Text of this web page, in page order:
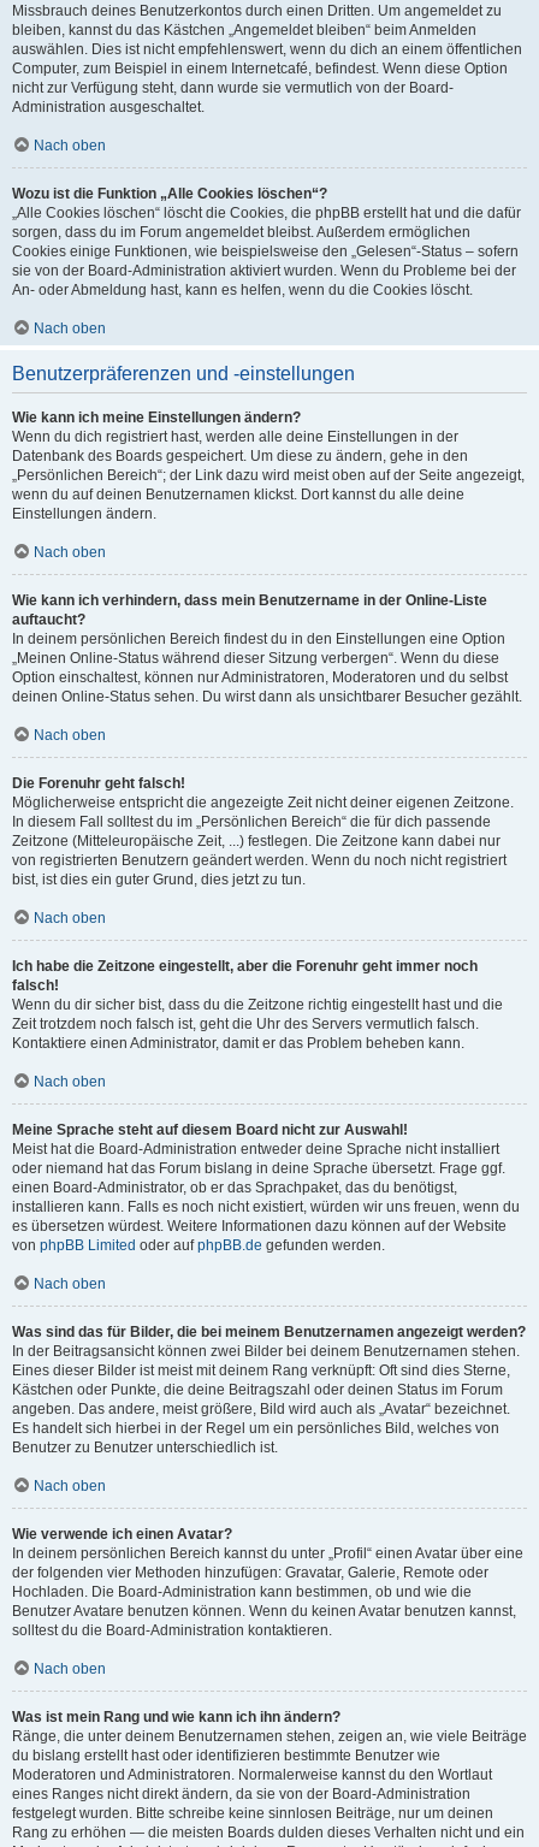
Missbrauch deines Benutzerkontos durch einen Dritten. Um angemeldet zu
bleiben, kannst du das Kästchen „Angemeldet bleiben“ beim Anmelden
auswählen. Dies ist nicht empfehlenswert, wenn du dich an einem öffentlichen
Computer, zum Beispiel in einem Internetcafé, befindest. Wenn diese Option
nicht zur Verfügung steht, dann wurde sie vermutlich von der Board-
Administration ausgeschaltet.
Nach oben
Wozu ist die Funktion „Alle Cookies löschen“?
„Alle Cookies löschen“ löscht die Cookies, die phpBB erstellt hat und die dafür
sorgen, dass du im Forum angemeldet bleibst. Außerdem ermöglichen
Cookies einige Funktionen, wie beispielsweise den „Gelesen“-Status – sofern
sie von der Board-Administration aktiviert wurden. Wenn du Probleme bei der
An- oder Abmeldung hast, kann es helfen, wenn du die Cookies löscht.
Nach oben
Benutzerpräferenzen und -einstellungen
Wie kann ich meine Einstellungen ändern?
Wenn du dich registriert hast, werden alle deine Einstellungen in der
Datenbank des Boards gespeichert. Um diese zu ändern, gehe in den
„Persönlichen Bereich“; der Link dazu wird meist oben auf der Seite angezeigt,
wenn du auf deinen Benutzernamen klickst. Dort kannst du alle deine
Einstellungen ändern.
Nach oben
Wie kann ich verhindern, dass mein Benutzername in der Online-Liste
auftaucht?
In deinem persönlichen Bereich findest du in den Einstellungen eine Option
„Meinen Online-Status während dieser Sitzung verbergen“. Wenn du diese
Option einschaltest, können nur Administratoren, Moderatoren und du selbst
deinen Online-Status sehen. Du wirst dann als unsichtbarer Besucher gezählt.
Nach oben
Die Forenuhr geht falsch!
Möglicherweise entspricht die angezeigte Zeit nicht deiner eigenen Zeitzone.
In diesem Fall solltest du im „Persönlichen Bereich“ die für dich passende
Zeitzone (Mitteleuropäische Zeit, ...) festlegen. Die Zeitzone kann dabei nur
von registrierten Benutzern geändert werden. Wenn du noch nicht registriert
bist, ist dies ein guter Grund, dies jetzt zu tun.
Nach oben
Ich habe die Zeitzone eingestellt, aber die Forenuhr geht immer noch
falsch!
Wenn du dir sicher bist, dass du die Zeitzone richtig eingestellt hast und die
Zeit trotzdem noch falsch ist, geht die Uhr des Servers vermutlich falsch.
Kontaktiere einen Administrator, damit er das Problem beheben kann.
Nach oben
Meine Sprache steht auf diesem Board nicht zur Auswahl!
Meist hat die Board-Administration entweder deine Sprache nicht installiert
oder niemand hat das Forum bislang in deine Sprache übersetzt. Frage ggf.
einen Board-Administrator, ob er das Sprachpaket, das du benötigst,
installieren kann. Falls es noch nicht existiert, würden wir uns freuen, wenn du
es übersetzen würdest. Weitere Informationen dazu können auf der Website
von phpBB Limited oder aufphpBB.de gefunden werden.
Nach oben
Was sind das für Bilder, die bei meinem Benutzernamen angezeigt werden?
In der Beitragsansicht können zwei Bilder bei deinem Benutzernamen stehen.
Eines dieser Bilder ist meist mit deinem Rang verknüpft: Oft sind dies Sterne,
Kästchen oder Punkte, die deine Beitragszahl oder deinen Status im Forum
angeben. Das andere, meist größere, Bild wird auch als „Avatar“ bezeichnet.
Es handelt sich hierbei in der Regel um ein persönliches Bild, welches von
Benutzer zu Benutzer unterschiedlich ist.
Nach oben
Wie verwende ich einen Avatar?
In deinem persönlichen Bereich kannst du unter „Profil“ einen Avatar über eine
der folgenden vier Methoden hinzufügen: Gravatar, Galerie, Remote oder
Hochladen. Die Board-Administration kann bestimmen, ob und wie die
Benutzer Avatare benutzen können. Wenn du keinen Avatar benutzen kannst,
solltest du die Board-Administration kontaktieren.
Nach oben
Was ist mein Rang und wie kann ich ihn ändern?
Ränge, die unter deinem Benutzernamen stehen, zeigen an, wie viele Beiträge
du bislang erstellt hast oder identifizieren bestimmte Benutzer wie
Moderatoren und Administratoren. Normalerweise kannst du den Wortlaut
eines Ranges nicht direkt ändern, da sie von der Board-Administration
festgelegt wurden. Bitte schreibe keine sinnlosen Beiträge, nur um deinen
Rang zu erhöhen — die meisten Boards dulden dieses Verhalten nicht und ein